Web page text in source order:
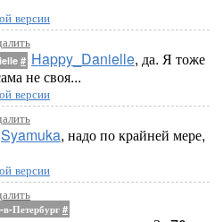
версии
# Happy_Danielle, да. Я тоже
не своя...
версии
Syamuka, надо по крайней мере,
версии
Петербург #